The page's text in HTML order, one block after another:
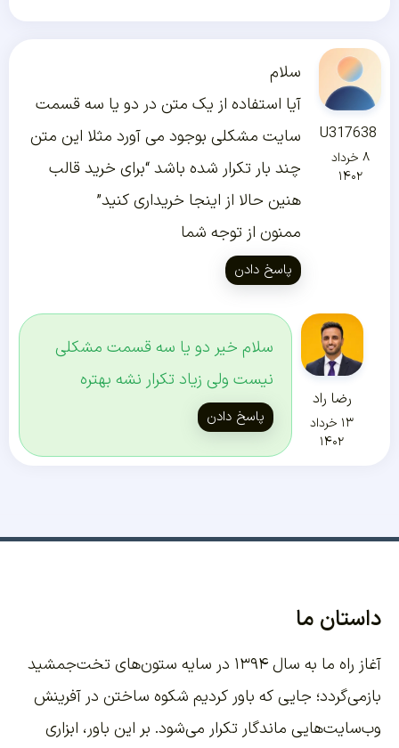
U317638
۸ خرداد
۱۴۰۲
سلام
آیا استفاده از یک متن در دو یا سه قسمت
سایت مشکلی بوجود می آورد مثلا این متن
چند بار تکرار شده باشد “برای خرید قالب
هنین حالا از اینجا خریداری کنید”
ممنون از توجه شما
پاسخ دادن
رضا راد
۱۳ خرداد
۱۴۰۲
سلام خیر دو یا سه قسمت مشکلی
نیست ولی زیاد تکرار نشه بهتره
پاسخ دادن
داستان ما
آغاز راه ما به سال ۱۳۹۴ در سایه ستون‌های تخت‌جمشید
بازمی‌گردد؛ جایی که باور کردیم شکوه ساختن در آفرینش
وب‌سایت‌هایی ماندگار تکرار می‌شود. بر این باور، ابزاری